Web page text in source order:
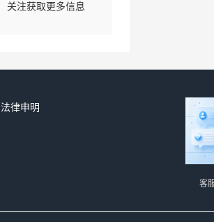
关注获取更多信息
法律申明
客